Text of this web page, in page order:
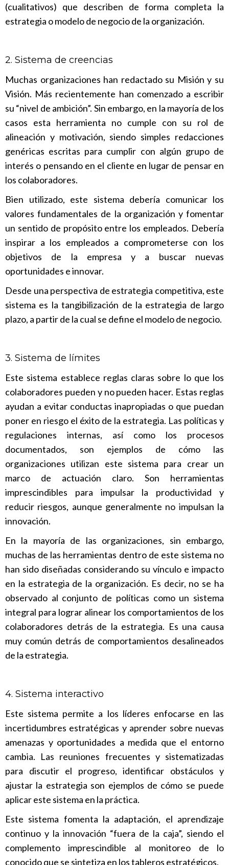
(cualitativos) que describen de forma completa la
estrategia o modelo de negocio de la organización.
2. Sistema de creencias
Muchas organizaciones han redactado su Misión y su
Visión. Más recientemente han comenzado a escribir
su “nivel de ambición”. Sin embargo, en la mayoría de los
casos esta herramienta no cumple con su rol de
alineación y motivación, siendo simples redacciones
genéricas escritas para cumplir con algún grupo de
interés o pensando en el cliente en lugar de pensar en
los colaboradores.
Bien utilizado, este sistema debería comunicar los
valores fundamentales de la organización y fomentar
un sentido de propósito entre los empleados. Debería
inspirar a los empleados a comprometerse con los
objetivos de la empresa y a buscar nuevas
oportunidades e innovar.
Desde una perspectiva de estrategia competitiva, este
sistema es la tangibilización de la estrategia de largo
plazo, a partir de la cual se define el modelo de negocio.
3. Sistema de límites
Este sistema establece reglas claras sobre lo que los
colaboradores pueden y no pueden hacer. Estas reglas
ayudan a evitar conductas inapropiadas o que puedan
poner en riesgo el éxito de la estrategia. Las políticas y
regulaciones internas, así como los procesos
documentados, son ejemplos de cómo las
organizaciones utilizan este sistema para crear un
marco de actuación claro. Son herramientas
imprescindibles para impulsar la productividad y
reducir riesgos, aunque generalmente no impulsan la
innovación.
En la mayoría de las organizaciones, sin embargo,
muchas de las herramientas dentro de este sistema no
han sido diseñadas considerando su vínculo e impacto
en la estrategia de la organización. Es decir, no se ha
observado al conjunto de políticas como un sistema
integral para lograr alinear los comportamientos de los
colaboradores detrás de la estrategia. Es una causa
muy común detrás de comportamientos desalineados
de la estrategia.
4. Sistema interactivo
Este sistema permite a los líderes enfocarse en las
incertidumbres estratégicas y aprender sobre nuevas
amenazas y oportunidades a medida que el entorno
cambia. Las reuniones frecuentes y sistematizadas
para discutir el progreso, identificar obstáculos y
ajustar la estrategia son ejemplos de cómo se puede
aplicar este sistema en la práctica.
Este sistema fomenta la adaptación, el aprendizaje
continuo y la innovación “fuera de la caja”, siendo el
complemento imprescindible al monitoreo de lo
conocido que se sintetiza en los tableros estratégicos.